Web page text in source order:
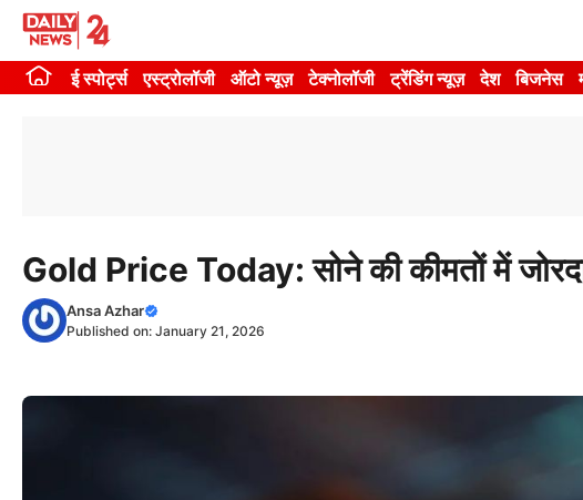
Skip
contentई स्पोर्ट्स एस्ट्रोलॉजी ऑटो न्यूज़ टेक्नोलॉजी ट्रेंडिंग न्यूज़ देश बिजनेस
Gold Price Today: सोने की कीमतों में
Ansa Azhar
Published on: January 21, 2026